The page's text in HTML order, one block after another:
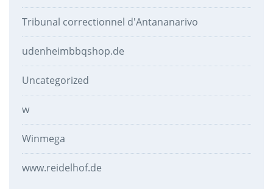
Tribunal correctionnel d'Antananarivo
udenheimbbqshop.de
Uncategorized
w
Winmega
www.reidelhof.de